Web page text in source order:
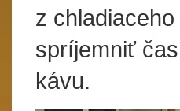
z
spríjemniť
kávu.